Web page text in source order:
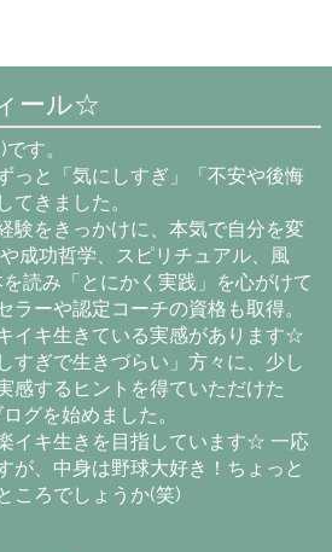
ール☆
す。
っと「気にしすぎ」「不安や後悔
てきました。
験をきっかけに、本気で自分を変
成功哲学、スピリチュアル、風
読み「とにかく実践」を心がけて
ラーや認定コーチの資格も取得。
イキ生きている実感があります☆
すぎで生きづらい」方々に、少し
感するヒントを得ていただけた
グを始めました。
イキ生きを目指しています☆ 一応
が、中身は野球大好き！ちょっと
ころでしょうか(笑)